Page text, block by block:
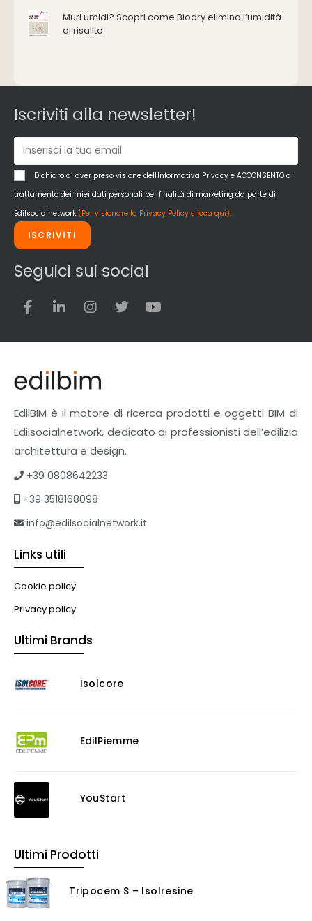
Impianti idrici e depurazione
Impianti termici e climatizzazione
Materiali da costruzione
Pareti esterne e facciate
Pareti Interne
reti
Reti di adduzione gas
Sicurezza e dpi
Siderurgia
Strumenti di rilievo e misurazione
Strutture
Superfici
Teli
Veicoli multiuso
Pavimenti e rivestimenti
Pavimenti industriali
Sistemi giardini pensili
Supporti per esterni
Tetti verdi
eBook
Formazione professionale
Illuminazione
Murature
Risanamento E Restauro
Consolidanti
Rasanti per muro
Senza Categoria
Muri umidi? Scopri come Biodry elimina l’umidità
di risalita
Iscriviti alla newsletter!
Dichiaro di aver preso visione dell'Informativa Privacy e ACCONSENTO al
trattamento dei miei dati personali per finalità di marketing da parte di
Edilsocialnetwork (Per visionare la Privacy Policy clicca qui).
ISCRIVITI
Seguici sui social
EdilBIM è il motore di ricerca prodotti e oggetti BIM di
Edilsocialnetwork, dedicato ai professionisti dell’edilizia
architettura e design.
+39 0808642233
+39 3518168098
info@edilsocialnetwork.it
Links utili
Cookie policy
Privacy policy
Ultimi Brands
Isolcore
EdilPiemme
YouStart
Ultimi Prodotti
Tripocem S – Isolresine